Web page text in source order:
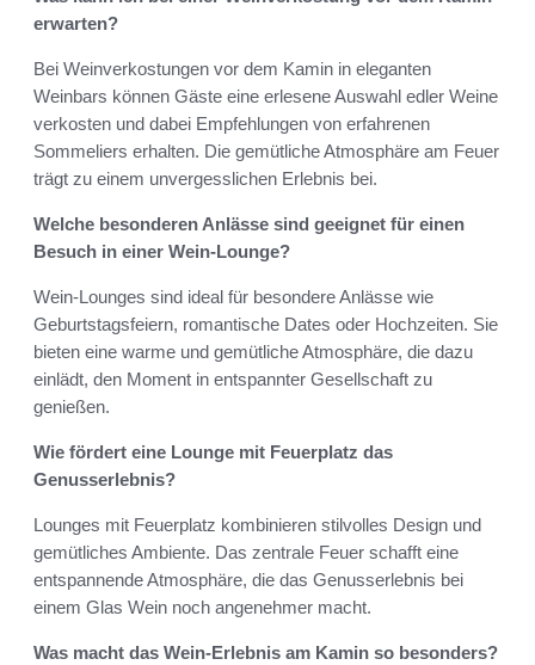
erwarten?
Bei Weinverkostungen vor dem Kamin in eleganten
Weinbars können Gäste eine erlesene Auswahl edler Weine
verkosten und dabei Empfehlungen von erfahrenen
Sommeliers erhalten. Die gemütliche Atmosphäre am Feuer
trägt zu einem unvergesslichen Erlebnis bei.
Welche besonderen Anlässe sind geeignet für einen
Besuch in einer Wein-Lounge?
Wein-Lounges sind ideal für besondere Anlässe wie
Geburtstagsfeiern, romantische Dates oder Hochzeiten. Sie
bieten eine warme und gemütliche Atmosphäre, die dazu
einlädt, den Moment in entspannter Gesellschaft zu
genießen.
Wie fördert eine Lounge mit Feuerplatz das
Genusserlebnis?
Lounges mit Feuerplatz kombinieren stilvolles Design und
gemütliches Ambiente. Das zentrale Feuer schafft eine
entspannende Atmosphäre, die das Genusserlebnis bei
einem Glas Wein noch angenehmer macht.
Was macht das Wein-Erlebnis am Kamin so besonders?